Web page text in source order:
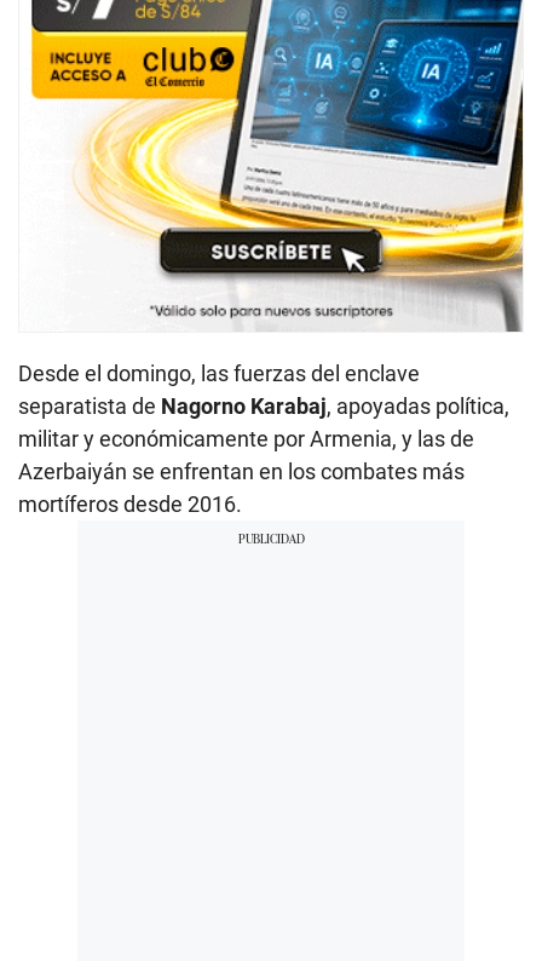
Desde el domingo, las fuerzas del enclave
separatista de Nagorno Karabaj, apoyadas política,
militar y económicamente por Armenia, y las de
Azerbaiyán se enfrentan en los combates más
mortíferos desde 2016.